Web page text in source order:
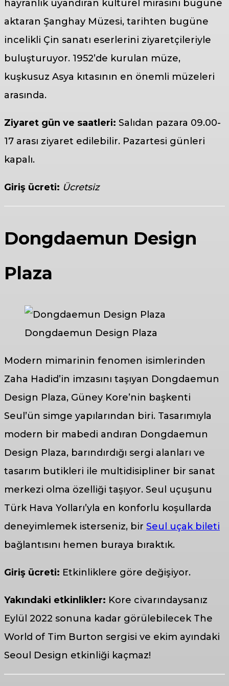
hayranlık uyandıran kültürel mirasını bugüne
aktaran Şanghay Müzesi, tarihten bugüne
incelikli Çin sanatı eserlerini ziyaretçileriyle
buluşturuyor. 1952’de kurulan müze,
kuşkusuz Asya kıtasının en önemli müzeleri
arasında.
Ziyaret gün ve saatleri: Salıdan pazara 09.00-
17 arası ziyaret edilebilir. Pazartesi günleri
kapalı.
Giriş ücreti: Ücretsiz
Dongdaemun Design
Plaza
Dongdaemun Design Plaza
Modern mimarinin fenomen isimlerinden
Zaha Hadid’in imzasını taşıyan Dongdaemun
Design Plaza, Güney Kore’nin başkenti
Seul’ün simge yapılarından biri. Tasarımıyla
modern bir mabedi andıran Dongdaemun
Design Plaza, barındırdığı sergi alanları ve
tasarım butikleri ile multidisipliner bir sanat
merkezi olma özelliği taşıyor. Seul uçuşunu
Türk Hava Yolları’yla en konforlu koşullarda
deneyimlemek isterseniz, bir Seul uçak bileti
bağlantısını hemen buraya bıraktık.
Giriş ücreti: Etkinliklere göre değişiyor.
Yakındaki etkinlikler: Kore civarındaysanız
Eylül 2022 sonuna kadar görülebilecek The
World of Tim Burton sergisi ve ekim ayındaki
Seoul Design etkinliği kaçmaz!